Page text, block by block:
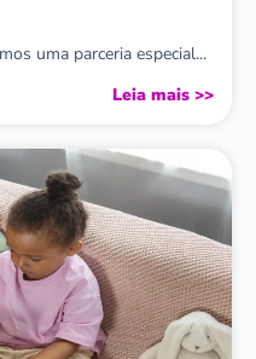
uma parceria especial...
Leia mais >>